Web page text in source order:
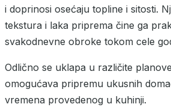
i doprinosi osećaju topline i sitosti.
tekstura i laka priprema čine ga
svakodnevne obroke tokom cele
Odlično se uklapa u različite
omogućava pripremu ukusnih
vremena provedenog u kuhinji.